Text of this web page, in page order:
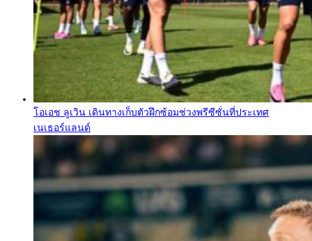
โอเอช ลูเวิน เดินทางเก็บตัวฝึกซ้อมช่วงพรีซีซั่นที่ประเทศ
เนเธอร์แลนด์